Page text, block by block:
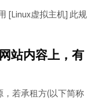
[Linux虚拟主机] 此规
站内容上，有
若承租方(以下简称